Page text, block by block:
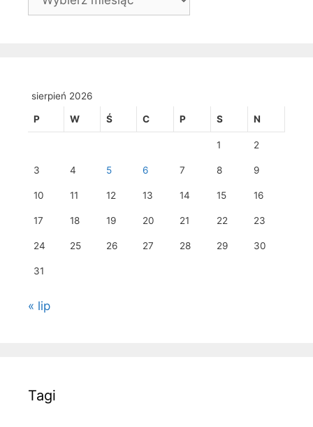
sierpień 2026
P W Ś C P S N
1 2
3 4 5 6 7 8 9
10 11 12 13 14 15 16
17 18 19 20 21 22 23
24 25 26 27 28 29 30
31
« lip
Tagi